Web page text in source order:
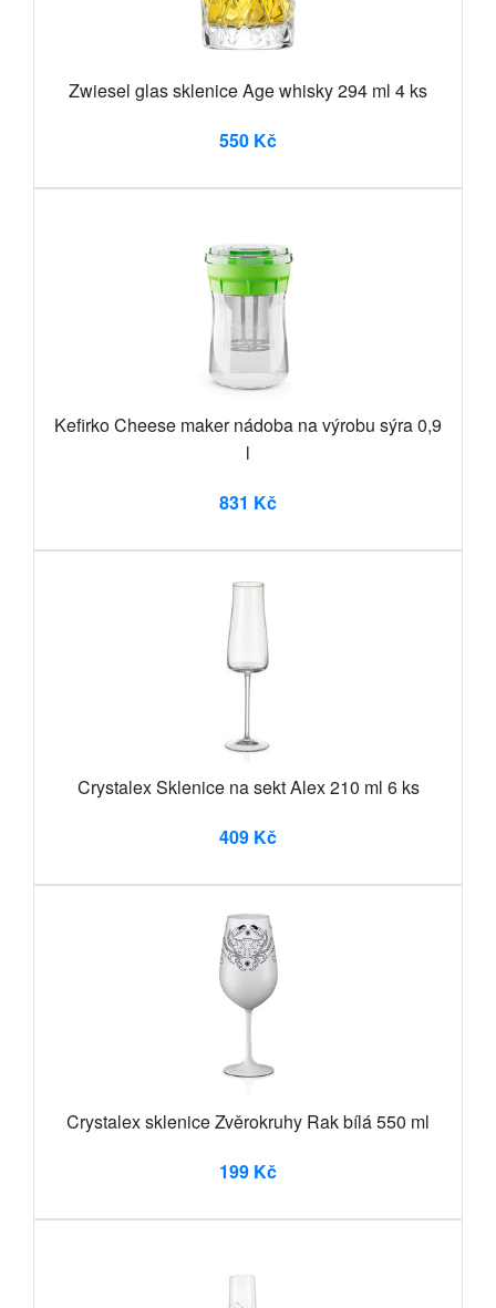
Zwiesel glas sklenice Age whisky 294 ml 4 ks
550 Kč
Kefirko Cheese maker nádoba na výrobu sýra 0,9
l
831 Kč
Crystalex Sklenice na sekt Alex 210 ml 6 ks
409 Kč
Crystalex sklenice Zvěrokruhy Rak bílá 550 ml
199 Kč